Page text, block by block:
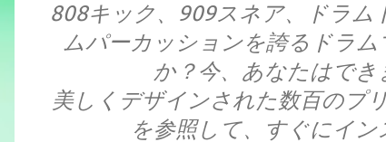
808キック、909スネア、ドラ
ムパーカッションを誇るドラ
か？今、あなたはで
美しくデザインされた数百のプ
を参照して、すぐにイン